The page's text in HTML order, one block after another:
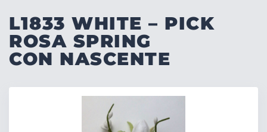
L1833 WHITE – PICK
ROSA SPRING
CON NASCENTE